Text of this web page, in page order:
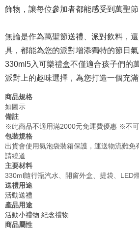
飾物，讓每位參加者都能感受到萬聖節
無論是作為萬聖節送禮、派對飲料，
具，都能為您的派對增添獨特的節日
330ml5入可樂禮盒不僅適合孩子們的
派對上的趣味選擇，為您打造一個充
商品規格
如圖示
備註
※此商品不適用滿2000元免運費優惠 ※不
包裝規格
出貨會使用氣泡袋裝箱保護，運送物流難免
請繞道
主要材料
330ml隨行瓶汽水、開窗外盒、提袋、LED
送禮用途
活動送禮
產品用途
活動小禮物 紀念禮物
商品屬性